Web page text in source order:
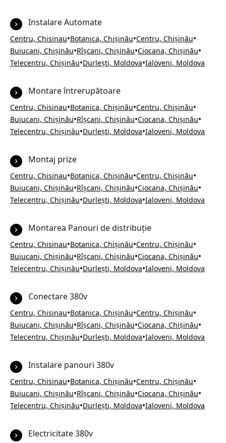
Instalare Automate
Centru, Chisinau•Botanica, Chișinău•Centru, Chișinău•
Buiucani, Chișinău•Rîșcani, Chișinău•Ciocana, Chișinău•
Telecentru, Chișinău•Durlești, Moldova•Ialoveni, Moldova
Montare întrerupătoare
Centru, Chisinau•Botanica, Chișinău•Centru, Chișinău•
Buiucani, Chișinău•Rîșcani, Chișinău•Ciocana, Chișinău•
Telecentru, Chișinău•Durlești, Moldova•Ialoveni, Moldova
Montaj prize
Centru, Chisinau•Botanica, Chișinău•Centru, Chișinău•
Buiucani, Chișinău•Rîșcani, Chișinău•Ciocana, Chișinău•
Telecentru, Chișinău•Durlești, Moldova•Ialoveni, Moldova
Montarea Panouri de distribuție
Centru, Chisinau•Botanica, Chișinău•Centru, Chișinău•
Buiucani, Chișinău•Rîșcani, Chișinău•Ciocana, Chișinău•
Telecentru, Chișinău•Durlești, Moldova•Ialoveni, Moldova
Conectare 380v
Centru, Chisinau•Botanica, Chișinău•Centru, Chișinău•
Buiucani, Chișinău•Rîșcani, Chișinău•Ciocana, Chișinău•
Telecentru, Chișinău•Durlești, Moldova•Ialoveni, Moldova
Instalare panouri 380v
Centru, Chisinau•Botanica, Chișinău•Centru, Chișinău•
Buiucani, Chișinău•Rîșcani, Chișinău•Ciocana, Chișinău•
Telecentru, Chișinău•Durlești, Moldova•Ialoveni, Moldova
Electricitate 380v